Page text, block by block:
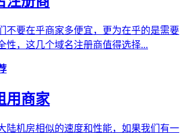
不要在乎商家多便宜，更为在乎的是需要
性，这几个域名注册商值得选择...
用商家
陆机房相似的速度和性能，如果我们有一